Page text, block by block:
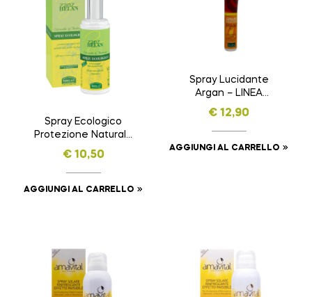
Spray Ecologico
Protezione Naturale
– ZANZHELAN – da
100 ml
€10,50
AGGIUNGI AL CARRELLO
Spray Lucidante
Argan – LINEA
ARGAN – da 75 ml
€ 12,90
AGGIUNGI AL CARRELLO